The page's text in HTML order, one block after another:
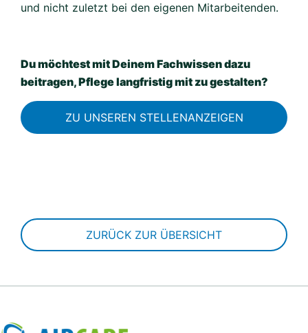
und nicht zuletzt bei den eigenen Mitarbeitenden.
Du möchtest mit Deinem Fachwissen dazu
beitragen, Pflege langfristig mit zu gestalten?
ZU UNSEREN STELLENANZEIGEN
ZURÜCK ZUR ÜBERSICHT